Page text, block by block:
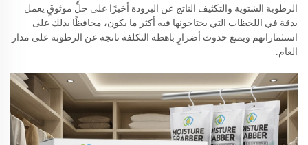
الرطوبة الشتوية والتكثيف الناتج عن البرودة أخيرًا على حلٍّ موثوقٍ يعمل
بدقة في اللحظات التي يحتاجونها فيه أكثر ما يكون، محافظًا بذلك على
استثماراتهم ويمنع حدوث أضرارٍ باهظة التكلفة ناتجة عن الرطوبة على مدار
العام.